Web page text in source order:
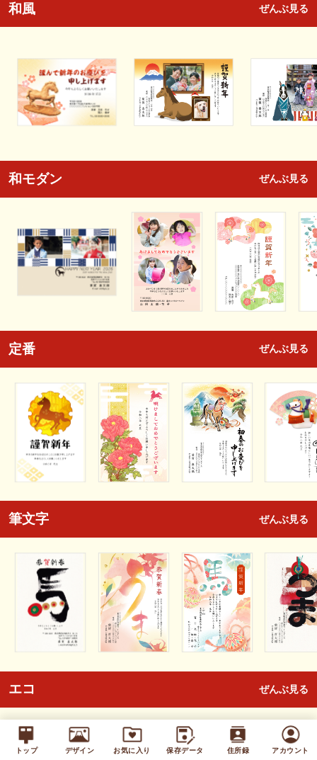
トップ デザイン お気に入り 保存データ 住所録 アカウント
和風 ぜんぶ見る
和モダン ぜんぶ見る
定番 ぜんぶ見る
筆文字 ぜんぶ見る
エコ ぜんぶ見る